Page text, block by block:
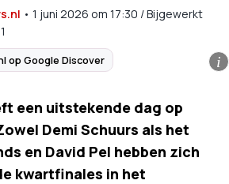
• 1 juni 2026 om 17:30 /Bijgewerkt
op Google Discover i
een uitstekende dag op
Demi Schuurs als het
en David Pel hebben zich
kwartfinales in het